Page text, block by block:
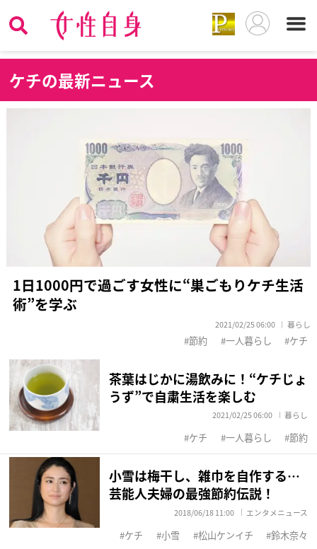
ケチの最新ニュース
1日1000円で過ごす女性に“巣ごもりケチ生活
術”を学ぶ
2021/02/25 06:00 暮らし
節約 一人暮らし ケチ
茶葉はじかに湯飲みに！“ケチじょ
うず”で自粛生活を楽しむ
2021/02/25 06:00 暮らし
ケチ 一人暮らし 節約
小雪は梅干し、雑巾を自作する…
芸能人夫婦の最強節約伝説！
2018/06/18 11:00 エンタメニュース
ケチ 小雪 松山ケンイチ 鈴木奈々